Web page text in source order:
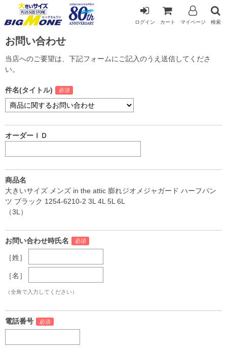
ログイン カート マイページ 検索
お問い合わせ
当店へのご要望は、下記フォームにご記入のうえ送信してくださ
い。
件名(タイトル)
オーダーＩＤ
商品名
大きいサイズ メンズ in the attic 膨れジオメジャガード ハーフパン
ツ ブラック 1254-6210-2 3L 4L 5L 6L
（3L）
お問い合わせ時氏名
［姓］
［名］
（全角で入力してください）
電話番号